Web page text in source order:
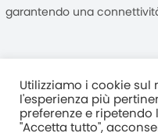
garantendo una
Unità C, 8/F, King Palace
Utilizziamo i cookie
l'esperienza più
preferenze e ripetendo
"Accetta tutto",